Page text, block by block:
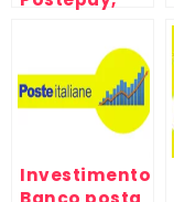
finanziamento
Bancoposta
Investimento